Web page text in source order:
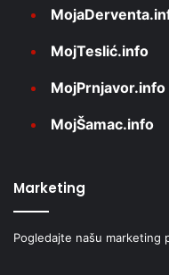
MojTeslić.info
MojPrnjavor.info
MojŠamac.info
Marketing
Pogledajte našu marketing